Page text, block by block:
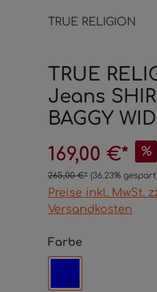
TRUE RELIGION
TRUE
Jeans
BAGGY
169,00 €*
%
265,00 €* (36.23%
Preise inkl. MwSt.
Versandkosten
Farbe